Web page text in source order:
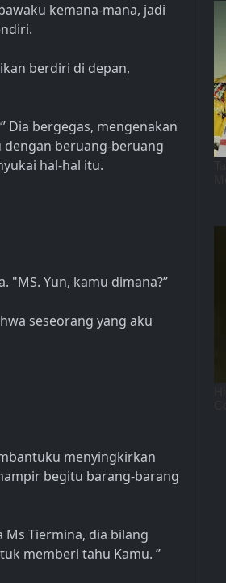
kemana-mana, jadi
berdiri di depan,
Dia bergegas, mengenakan
dengan beruang-beruang
hal-hal itu.
"MS. Yun, kamu dimana?”
seseorang yang aku
menyingkirkan
begitu barang-barang
Ms Tiermina, dia bilang
memberi tahu Kamu. ”